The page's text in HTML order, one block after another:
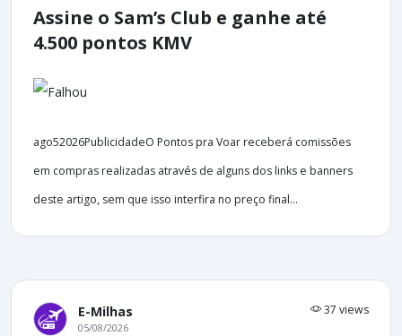
Assine o Sam’s Club e ganhe até
4.500 pontos KMV
ago52026PublicidadeO Pontos pra Voar receberá comissões
em compras realizadas através de alguns dos links e banners
deste artigo, sem que isso interfira no preço final...
E-Milhas 37 views
05/08/2026